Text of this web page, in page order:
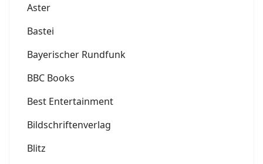
Aster
Bastei
Bayerischer Rundfunk
BBC Books
Best Entertainment
Bildschriftenverlag
Blitz